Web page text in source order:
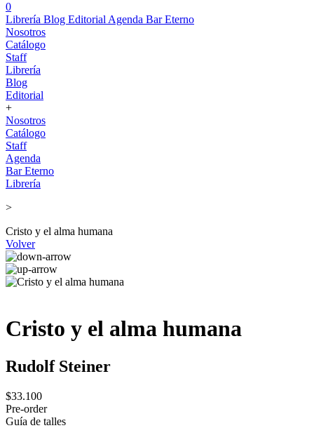
0
Librería Blog Editorial Agenda Bar Eterno
Nosotros
Catálogo
Staff
Librería
Blog
Editorial
+
Nosotros
Catálogo
Staff
Agenda
Bar Eterno
Librería
>
Cristo y el alma humana
Volver
Cristo y el alma humana
Rudolf Steiner
$33.100
Pre-order
Guía de talles